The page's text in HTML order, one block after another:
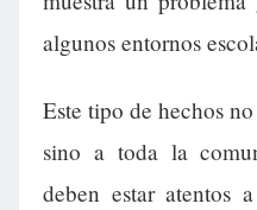
algunos entornos
Este tipo de hechos
sino a toda la
deben estar atentos